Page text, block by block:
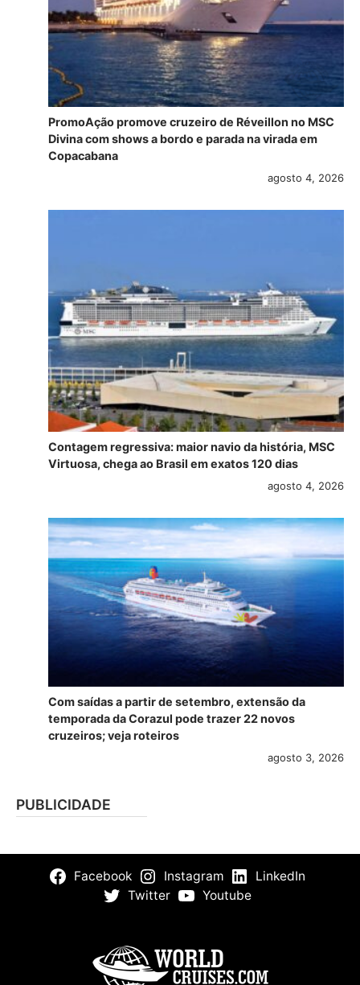
PromoAção promove cruzeiro de Réveillon no MSC
Divina com shows a bordo e parada na virada em
Copacabana
agosto 4, 2026
Contagem regressiva: maior navio da história, MSC
Virtuosa, chega ao Brasil em exatos 120 dias
agosto 4, 2026
Com saídas a partir de setembro, extensão da
temporada da Corazul pode trazer 22 novos
cruzeiros; veja roteiros
agosto 3, 2026
PUBLICIDADE
Facebook Instagram
LinkedIn
Twitter
Youtube